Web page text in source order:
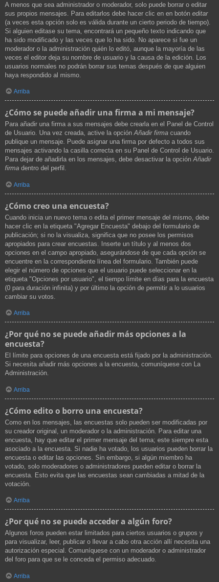
A menos que sea administrador o moderador, solo puede borrar o editar
sus propios mensajes. Para editarlos debe hacer clic en en botón editar
(a veces esta opción solo es válida durante un cierto periodo de tiempo).
Si alguien editase su tema, encontrará un pequeño texto indicando que
ha sido modificado y las veces que lo ha sido. No aparece si fue un
moderador o la administración quién lo editó, aunque la mayoría de las
veces el editor deja su nombre de usuario y la causa de la edición. Los
usuarios normales no podrán borrar sus temas después de que alguien
haya respondido al mismo.
Arriba
¿Cómo se puede añadir una firma a mi mensaje?
Para añadir una firma a sus mensajes debe crearla en el Panel de Control
de Usuario. Una vez creada, active la opciónAñadir firma cuando
publique un mensaje. Puede asignar una firma por defecto a todos sus
mensajes activando la casilla correcta en su Panel de Control de Usuario.
Para dejar de añadirla en los mensajes, debe desactivar la opciónAñadir
firma dentro del perfil.
Arriba
¿Cómo creo una encuesta?
Cuando inicia un nuevo tema o edita el primer mensaje del mismo, debe
hacer clic en la etiqueta "Agregar Encuesta" debajo del formulario de
publicación; si no la visualiza, significa que no posee los permisos
apropiados para crear encuestas. Inserte un título y al menos dos
opciones en el campo apropiado, asegurándose de que cada opción se
encuentre en la correspondiente línea del formulario. También puede
elegir el número de opciones que el usuario puede seleccionar en la
etiqueta "Opciones por usuario", el tiempo límite en días para la encuesta
(0 para duración infinita) y por último la opción de permitir a lo usuarios
cambiar su votos.
Arriba
¿Por qué no se puede añadir más opciones a la
encuesta?
El límite para opciones de una encuesta está fijado por la administración.
Si necesita añadir más opciones a la encuesta, comuníquese con La
Administración.
Arriba
¿Cómo edito o borro una encuesta?
Como en los mensajes, las encuestas solo pueden ser modificadas por
su creador original, un moderador o la administración. Para editar una
encuesta, hay que editar el primer mensaje del tema; este siempre esta
asociado a la encuesta. Si nadie ha votado, los usuarios pueden borrar la
encuesta o editar las opciones. Sin embargo, si algún miembro ha
votado, solo moderadores o administradores pueden editar o borrar la
encuesta. Esto evita que las encuestas sean cambiadas a mitad de la
votación.
Arriba
¿Por qué no se puede acceder a algún foro?
Algunos foros pueden estar limitados para ciertos usuarios o grupos y
para visualizar, leer, publicar o llevar a cabo otra acción allí necesita una
autorización especial. Comuníquese con un moderador o administrador
del foro para que se le conceda el permiso adecuado.
Arriba